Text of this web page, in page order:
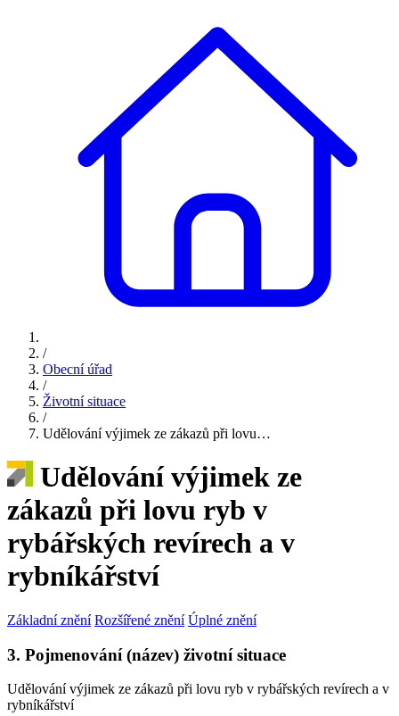
/
Obecní úřad
/
Životní situace
/
Udělování výjimek ze zákazů při lovu…
Udělování výjimek ze
zákazů při lovu ryb v
rybářských revírech a v
rybníkářství
Základní znění Rozšířené znění Úplné znění
3. Pojmenování (název) životní situace
Udělování výjimek ze zákazů při lovu ryb v rybářských revírech a v
rybníkářství